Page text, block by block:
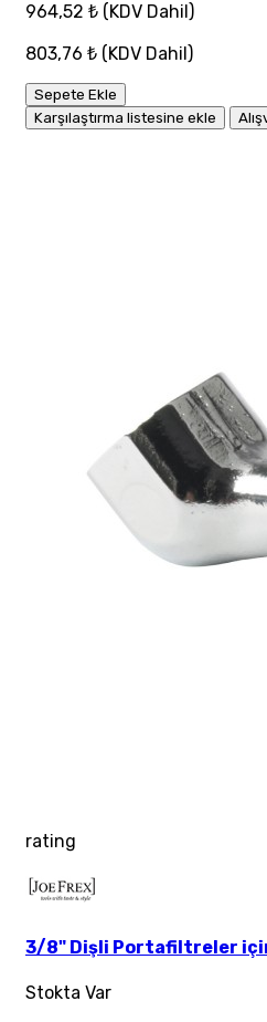
964,52 ₺ (KDV Dahil)
803,76 ₺ (KDV Dahil)
Sepete Ekle
Karşılaştırma listesine ekle
rating
3/8" Dişli Portafiltreler
Stokta Var